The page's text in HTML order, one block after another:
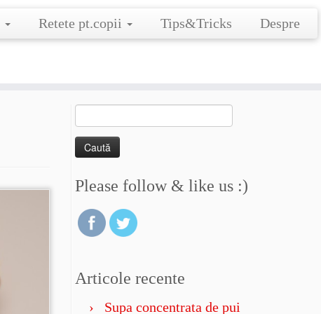
Retete pt.copii Tips&Tricks Despre
după:
Please follow & like us :)
Articole recente
Supa concentrata de pui